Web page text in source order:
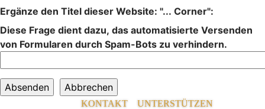
Ergänze den Titel dieser Website: "... Corner":
Diese Frage dient dazu, das automatisierte Versenden
von Formularen durch Spam-Bots zu verhindern.
KONTAKT
UNTERSTÜTZEN